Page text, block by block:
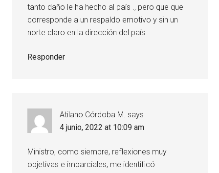
tanto daño le ha hecho al país ., pero que que
corresponde a un respaldo emotivo y sin un
norte claro en la dirección del país
Responder
Atilano Córdoba M. says
4 junio, 2022 at 10:09 am
Ministro, como siempre, reflexiones muy
objetivas e imparciales, me identificó